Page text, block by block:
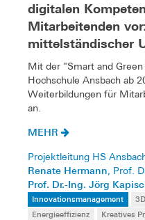
digitalen
Mitarbeitenden
mittelständischer
Mit der "Smart and
Hochschule Ansbach ab
Weiterbildungen für
an.
MEHR
Projektleitung HS
Renate Hermann, Prof.
Prof. Dr.-Ing. Jörg
Innovationsmanagement
Energieeffizienz
Kreatives